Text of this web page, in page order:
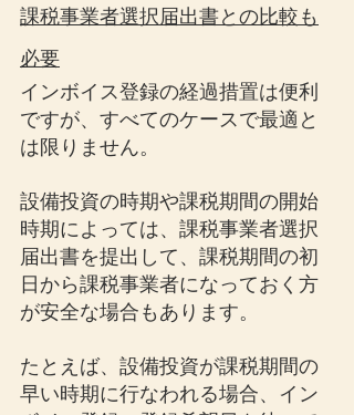
課税事業者選択届出書との比較も
必要
インボイス登録の経過措置は便利
ですが、すべてのケースで最適と
は限りません。
設備投資の時期や課税期間の開始
時期によっては、課税事業者選択
届出書を提出して、課税期間の初
日から課税事業者になっておく方
が安全な場合もあります。
たとえば、設備投資が課税期間の
早い時期に行なわれる場合、イン